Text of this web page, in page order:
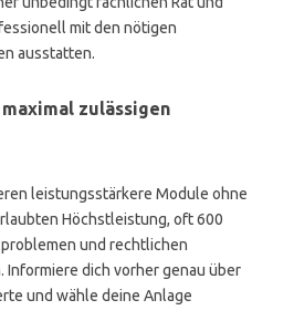
mit den nötigen
ausstatten.
zulässigen
leistungsstärkere Module ohne
Höchstleistung, oft 600
und rechtlichen
Informiere dich vorher genau über
und wähle deine Anlage